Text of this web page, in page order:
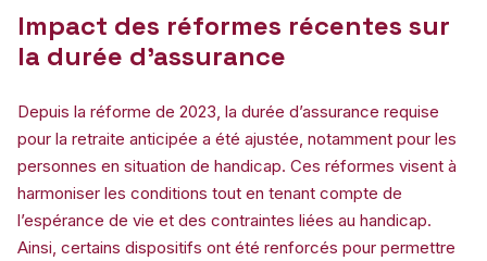
Impact des réformes récentes sur
la durée d’assurance
Depuis la réforme de 2023, la durée d’assurance requise
pour la retraite anticipée a été ajustée, notamment pour les
personnes en situation de handicap. Ces réformes visent à
harmoniser les conditions tout en tenant compte de
l’espérance de vie et des contraintes liées au handicap.
Ainsi, certains dispositifs ont été renforcés pour permettre